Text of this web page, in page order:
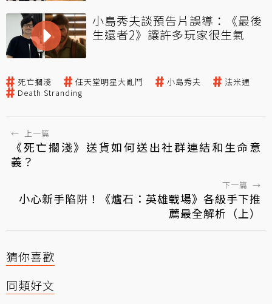
小島秀夫談預告片誤導：《最後
生還者2》讓許多玩家很生氣
死亡擱淺 任天堂明星大亂鬥 小島秀夫
法米通
Death Stranding
← 上一篇
《死亡擱淺》送貨如何送出社群連結和生命意
義？
下一篇 →
小心新手陷阱！《爐石：英雄戰場》各級手下推
薦最全解析（上）
猜你喜歡
同類好文